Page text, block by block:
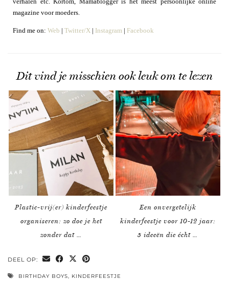
magazine voor moeders.
Find me on: Web | Twitter/X | Instagram | Facebook
Dit vind je misschien ook leuk om te lezen
Plastic-vrij(er) kinderfeestje
organiseren: zo doe je het
zonder dat …
Een onvergetelijk
kinderfeestje voor 10-12 jaar:
5 ideeën die écht …
DEEL OP:
BIRTHDAY BOYS, KINDERFEESTJE